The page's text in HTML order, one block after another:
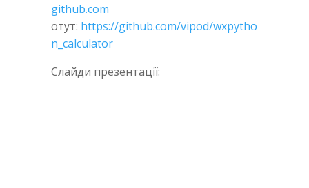
github.com
отут: https://github.com/vipod/wxpytho
n_calculator
Слайди презентації: